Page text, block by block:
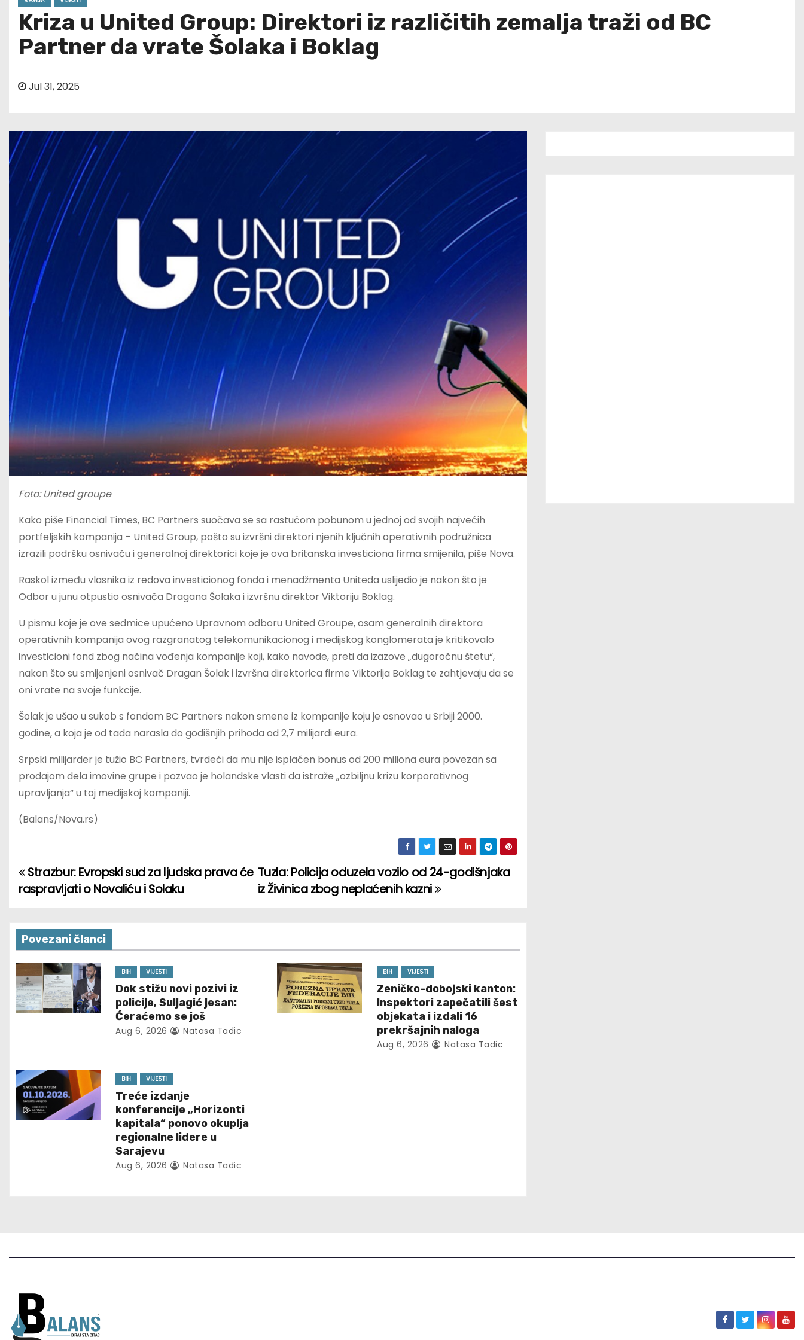
Kriza u United Group: Direktori iz različitih zemalja traži od BC
Partner da vrate Šolaka i Boklag
Jul 31, 2025
Foto: United groupe
Kako piše Financial Times, BC Partners suočava se sa rastućom pobunom u jednoj od svojih najvećih
portfeljskih kompanija – United Group, pošto su izvršni direktori njenih ključnih operativnih podružnica
izrazili podršku osnivaču i generalnoj direktorici koje je ova britanska investiciona firma smijenila, piše Nova.
Raskol između vlasnika iz redova investicionog fonda i menadžmenta Uniteda uslijedio je nakon što je
Odbor u junu otpustio osnivača Dragana Šolaka i izvršnu direktor Viktoriju Boklag.
U pismu koje je ove sedmice upućeno Upravnom odboru United Groupe, osam generalnih direktora
operativnih kompanija ovog razgranatog telekomunikacionog i medijskog konglomerata je kritikovalo
investicioni fond zbog načina vođenja kompanije koji, kako navode, preti da izazove „dugoročnu štetu“,
nakon što su smijenjeni osnivač Dragan Šolak i izvršna direktorica firme Viktorija Boklag te zahtjevaju da se
oni vrate na svoje funkcije.
Šolak je ušao u sukob s fondom BC Partners nakon smene iz kompanije koju je osnovao u Srbiji 2000.
godine, a koja je od tada narasla do godišnjih prihoda od 2,7 milijardi eura.
Srpski milijarder je tužio BC Partners, tvrdeći da mu nije isplaćen bonus od 200 miliona eura povezan sa
prodajom dela imovine grupe i pozvao je holandske vlasti da istraže „ozbiljnu krizu korporativnog
upravljanja“ u toj medijskoj kompaniji.
(Balans/Nova.rs)
P
s
t
n
a
g
a
Tuzla: Policija oduzela vozilo od 24-godišnjaka
iz Živinica zbog neplaćenih kazni
Strazbur: Evropski sud za ljudska prava će
raspravljati o Novaliću i Solaku
Povezani članci
BIH VIJESTI
Dok stižu novi pozivi iz
policije, Suljagić jesan:
Ćeraćemo se još
Aug 6, 2026 Natasa Tadic
BIH VIJESTI
Zeničko-dobojski kanton:
Inspektori zapečatili šest
objekata i izdali 16
prekršajnih naloga
Aug 6, 2026 Natasa Tadic
BIH VIJESTI
Treće izdanje
konferencije „Horizonti
kapitala“ ponovo okuplja
regionalne lidere u
Sarajevu
Aug 6, 2026 Natasa Tadic